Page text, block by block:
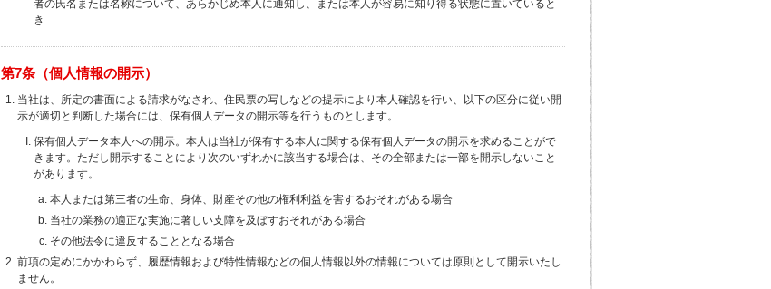
者の氏名または名称について、あらかじめ本人に通知し、または本人が容易に知り得る状態に置いていると
き
第7条（個人情報の開示）
当社は、所定の書面による請求がなされ、住民票の写しなどの提示により本人確認を行い、以下の区分に従い開
示が適切と判断した場合には、保有個人データの開示等を行うものとします。
保有個人データ本人への開示。本人は当社が保有する本人に関する保有個人データの開示を求めることがで
きます。ただし開示することにより次のいずれかに該当する場合は、その全部または一部を開示しないこと
があります。
本人または第三者の生命、身体、財産その他の権利利益を害するおそれがある場合
当社の業務の適正な実施に著しい支障を及ぼすおそれがある場合
その他法令に違反することとなる場合
前項の定めにかかわらず、履歴情報および特性情報などの個人情報以外の情報については原則として開示いたし
ません。